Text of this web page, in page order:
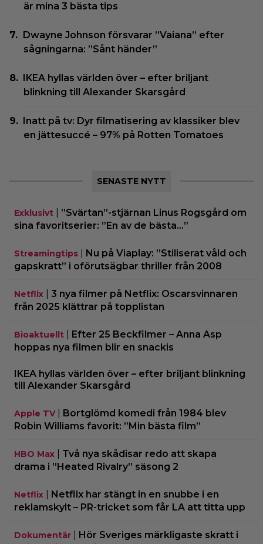
är mina 3 bästa tips
Dwayne Johnson försvarar ”Vaiana” efter
sågningarna: ”Sånt händer”
IKEA hyllas världen över – efter briljant
blinkning till Alexander Skarsgård
Inatt på tv: Dyr filmatisering av klassiker blev
en jättesuccé – 97% på Rotten Tomatoes
SENASTE NYTT
Exklusivt
”Svärtan”-stjärnan Linus Rogsgård om
sina favoritserier: ”En av de bästa…”
Streamingtips
Nu på Viaplay: ”Stiliserat våld och
gapskratt” i oförutsägbar thriller från 2008
Netflix
3 nya filmer på Netflix: Oscarsvinnaren
från 2025 klättrar på topplistan
Bioaktuellt
Efter 25 Beckfilmer – Anna Asp
hoppas nya filmen blir en snackis
IKEA hyllas världen över – efter briljant blinkning
till Alexander Skarsgård
Apple TV| Bortglömd komedi från 1984 blev
Robin Williams favorit: ”Min bästa film”
HBO Max
Två nya skådisar redo att skapa
drama i ”Heated Rivalry” säsong 2
Netflix
Netflix har stängt in en snubbe i en
reklamskylt – PR-tricket som får LA att titta upp
Dokumentär
Hör Sveriges märkligaste skratt i